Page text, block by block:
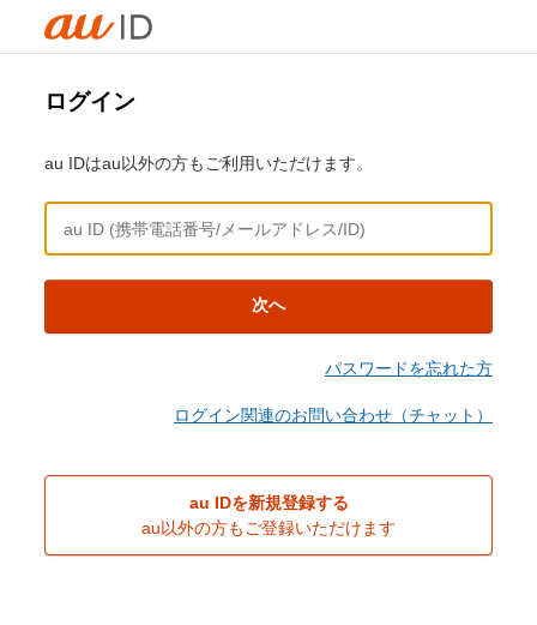
ログイン
au IDはau以外の方もご利用いただけます。
次へ
パスワードを忘れた方
ログイン関連のお問い合わせ（チャット）
au IDを新規登録する
au以外の方もご登録いただけます